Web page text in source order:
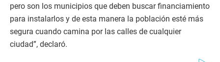
pero son los municipios que deben buscar financiamiento
para instalarlos y de esta manera la población esté más
segura cuando camina por las calles de cualquier
ciudad”, declaró.